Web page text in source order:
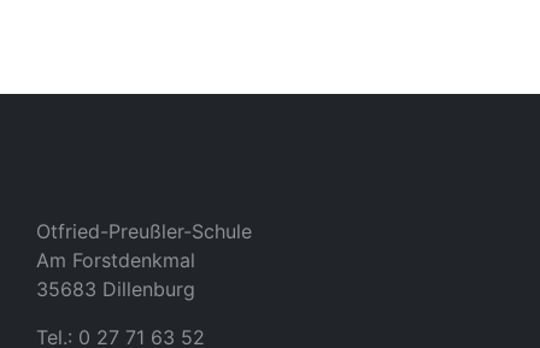
Otfried-Preußler-Schule
Am Forstdenkmal
35683 Dillenburg
Tel.: 0 27 71 63 52